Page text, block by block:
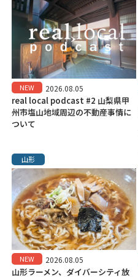
NEW 2026.08.05
real local podcast #2 山梨県甲
州市塩山地域周辺の不動産事情に
ついて
山形
NEW 2026.08.05
山形ラーメン、ダイバーシティ放